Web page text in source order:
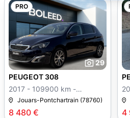
PRO
29
8 480 €
PEUGEOT 308
2017 - 109900 km -
Manuelle
Jouars-Pontchartrain (78760)
4
2017